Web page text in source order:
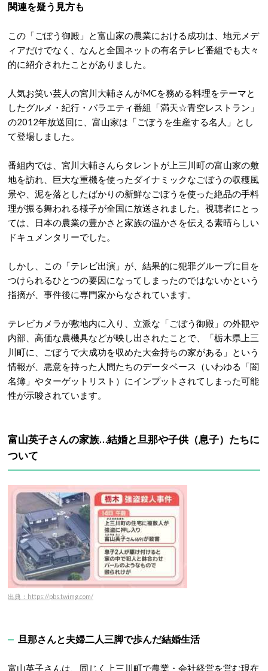
関連を疑う見方も
この「ごぼう御殿」と富山家の農業における成功は、地元メデ
ィアだけでなく、なんと全国ネットの有名テレビ番組でも大々
的に紹介されたことがありました 。
人気お笑い芸人の宮川大輔さんがMCを務める料理をテーマと
したグルメ・紀行・バラエティ番組「満天☆青空レストラン」
の2012年放送回に、富山家は「ごぼうを生産する名人」とし
て登場しました。
番組内では、宮川大輔さんらタレントが上三川町の富山家の敷
地を訪れ、巨大な重機を使ったダイナミックなごぼうの収穫風
景や、泥を落としたばかりの新鮮なごぼうを使った絶品の手料
理が振る舞われる様子が全国に放送されました。視聴者にとっ
ては、日本の農業の豊かさと家族の温かさを伝える素晴らしい
ドキュメンタリーでした。
しかし、この「テレビ出演」が、結果的に犯罪グループに目を
つけられるひとつの要因になってしまったのではないかという
指摘が、事件後に専門家からなされています。
テレビカメラが敷地内に入り、立派な「ごぼう御殿」の外観や
内部、高価な農機具などが映し出されたことで、「栃木県上三
川町に、ごぼうで大成功を収めた大金持ちの家がある」という
情報が、悪意を持った人間たちのデータベース（いわゆる「闇
名簿」やターゲットリスト）にインプットされてしまった可能
性が示唆されています。
富山英子さんの家族…結婚と旦那や子供（息子）たちに
ついて
出典：https://pbs.twimg.com/
旦那さんと夫婦二人三脚で歩んだ結婚生活
富山英子さんは、同じく上三川町で農業・会社経営を営む現在